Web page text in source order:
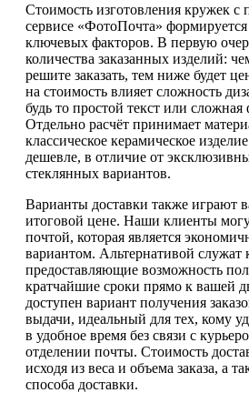
Стоимость изготовления кружек
сервисе «ФотоПочта» формируется
ключевых факторов. В первую
количества заказанных изделий:
решите заказать, тем ниже будет
на стоимость влияет сложность
будь то простой текст или сложная
Отдельно расчёт принимает
классическое керамическое
дешевле, в отличие от
стеклянных вариантов.
Варианты доставки также играют
итоговой цене. Наши клиенты
почтой, которая является
вариантом. Альтернативой служат
предоставляющие возможность
кратчайшие сроки прямо к вашей
доступен вариант получения
выдачи, идеальный для тех, кому
в удобное время без связи с
отделении почты. Стоимость
исходя из веса и объема заказа, а
способа доставки.